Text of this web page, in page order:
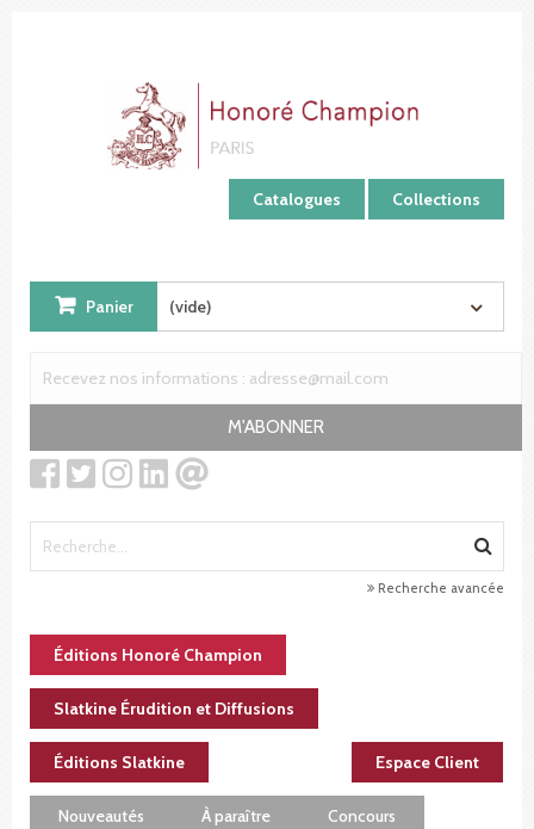
Catalogues Collections
Panier (vide)
M'ABONNER
Recherche avancée
Éditions Honoré Champion
Slatkine Érudition et Diffusions
Éditions Slatkine Espace Client
Nouveautés À paraître Concours